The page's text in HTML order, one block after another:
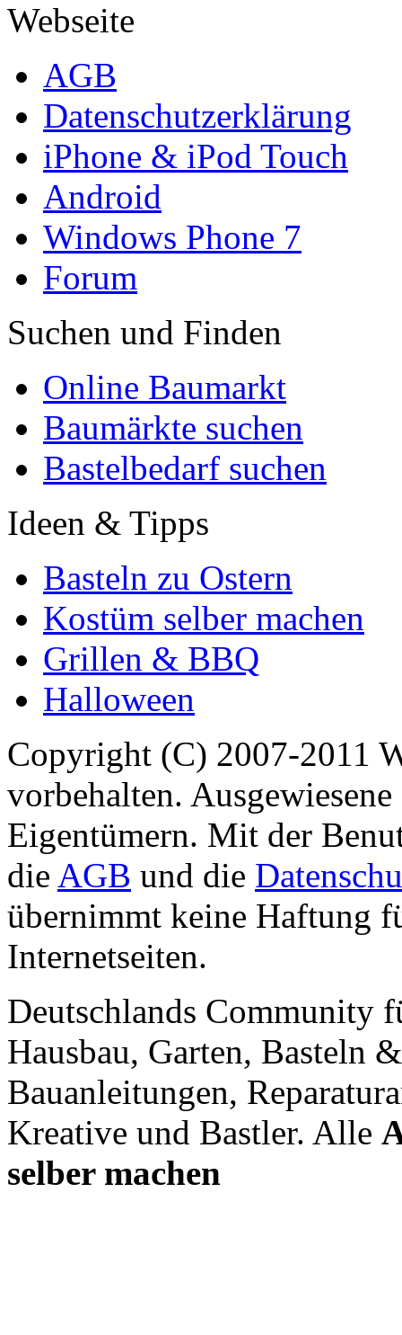
Webseite
AGB
Datenschutzerklärung
iPhone & iPod Touch
Android
Windows Phone 7
Forum
Suchen und Finden
Online Baumarkt
Baumärkte suchen
Bastelbedarf suchen
Ideen & Tipps
Basteln zu Ostern
Kostüm selber machen
Grillen & BBQ
Halloween
Copyright (C) 2007-2011
vorbehalten.
Eigentümern. Mit der
die AGB und die
übernimmt keine Haftung
Internetseiten.
Deutschlands Community
Hausbau, Garten, Basteln
Bauanleitungen,
Kreative und Bastler. Alle
selber machen